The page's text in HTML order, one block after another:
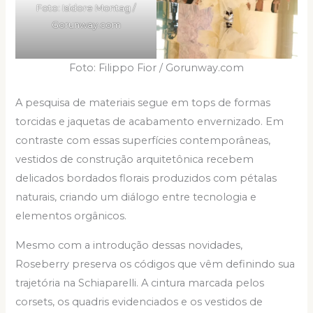
Foto: Isidore Montag /
Gorunway.com
Foto: Filippo Fior / Gorunway.com
A pesquisa de materiais segue em tops de formas
torcidas e jaquetas de acabamento envernizado. Em
contraste com essas superfícies contemporâneas,
vestidos de construção arquitetônica recebem
delicados bordados florais produzidos com pétalas
naturais, criando um diálogo entre tecnologia e
elementos orgânicos.
Mesmo com a introdução dessas novidades,
Roseberry preserva os códigos que vêm definindo sua
trajetória na Schiaparelli. A cintura marcada pelos
corsets, os quadris evidenciados e os vestidos de